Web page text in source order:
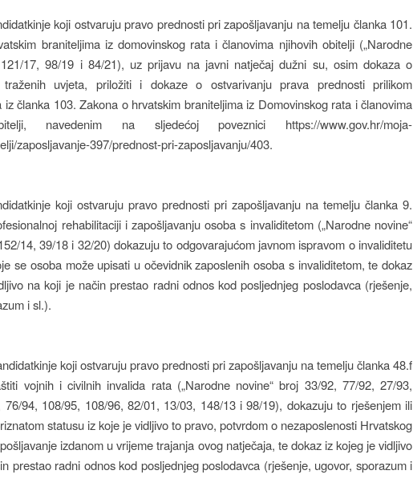
koji ostvaruju pravo prednosti pri zapošljavanju na temelju članka 101.
braniteljima iz domovinskog rata i članovima njihovih obitelji („Narodne
17, 98/19 i 84/21), uz prijavu na javni natječaj dužni su, osim dokaza o
traženih uvjeta, priložiti i dokaze o ostvarivanju prava prednosti prilikom
iz članka 103. Zakona o hrvatskim braniteljima iz Domovinskog rata i članovima
navedenim na sljedećoj poveznici https://www.gov.hr/moja-
zaposljavanje-397/prednost-pri-zaposljavanju/403.
koji ostvaruju pravo prednosti pri zapošljavanju na temelju članka 9.
rehabilitaciji i zapošljavanju osoba s invaliditetom („Narodne novine“
14, 39/18 i 32/20) dokazuju to odgovarajućom javnom ispravom o invaliditetu
se osoba može upisati u očevidnik zaposlenih osoba s invaliditetom, te dokaz
na koji je način prestao radni odnos kod posljednjeg poslodavca (rješenje,
i sl.).
koji ostvaruju pravo prednosti pri zapošljavanju na temelju članka 48.f
vojnih i civilnih invalida rata („Narodne novine“ broj 33/92, 77/92, 27/93,
76/94, 108/95, 108/96, 82/01, 13/03, 148/13 i 98/19), dokazuju to rješenjem ili
statusu iz koje je vidljivo to pravo, potvrdom o nezaposlenosti Hrvatskog
izdanom u vrijeme trajanja ovog natječaja, te dokaz iz kojeg je vidljivo
prestao radni odnos kod posljednjeg poslodavca (rješenje, ugovor, sporazum i